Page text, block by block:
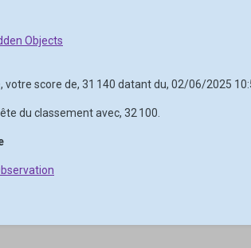
Objects
, votre score de, 31 140 datant du, 02/06/2025
du classement avec, 32 100.